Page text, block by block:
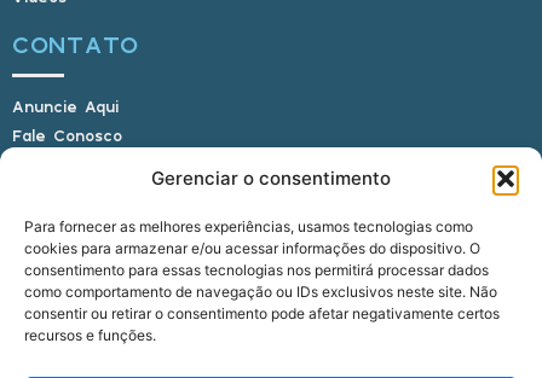
Gerenciar o consentimento
Para fornecer as melhores experiências, usamos tecnologias como
cookies para armazenar e/ou acessar informações do dispositivo. O
consentimento para essas tecnologias nos permitirá processar dados
como comportamento de navegação ou IDs exclusivos neste site. Não
consentir ou retirar o consentimento pode afetar negativamente certos
recursos e funções.
CONTATO
Anuncie Aqui
Fale Conosco
E-mail: alagoasbrasilnoticias@gmail.com
Telefone: (82) 9 9691-0391 (Whatsapp)
Responsável Técnico: Crysthyan Carlos
Rua do Sau - Centro - Anadia - AL - CEP: